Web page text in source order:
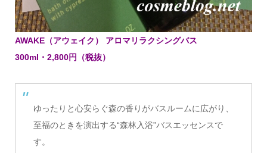
AWAKE（アウェイク） アロマリラクシングバス
300ml・2,800円（税抜）
ゆったりと心安らぐ森の香りがバスルームに広がり、
至福のときを演出する“森林入浴”バスエッセンスで
す。